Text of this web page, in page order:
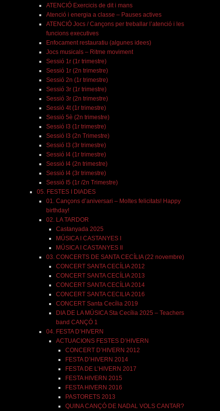
ATENCIÓ Exercicis de dit i mans
Atenció i energia a classe – Pauses actives
ATENCIÓ Jocs / Cançons per treballar l’atenció i les
funcions executives
Enfocament restauratiu (algunes idees)
Jocs musicals – Ritme moviment
Sessió 1r (1r trimestre)
Sessió 1r (2n trimestre)
Sessió 2n (1r trimestre)
Sessió 3r (1r trimestre)
Sessió 3r (2n trimestre)
Sessió 4t (1r trimestre)
Sessió 5è (2n trimestre)
Sessió I3 (1r trimestre)
Sessió I3 (2n Trimestre)
Sessió I3 (3r trimestre)
Sessió I4 (1r trimestre)
Sessió I4 (2n trimestre)
Sessió I4 (3r trimestre)
Sessió I5 (1r /2n Trimestre)
05. FESTES I DIADES
01. Cançons d’aniversari – Moltes felicitats! Happy
birthday!
02. LA TARDOR
Castanyada 2025
MÚSICA I CASTANYES I
MÚSICA I CASTANYES II
03. CONCERTS DE SANTA CECÍLIA (22 novembre)
CONCERT SANTA CECÍLIA 2012
CONCERT SANTA CECÍLIA 2013
CONCERT SANTA CECÍLIA 2014
CONCERT SANTA CECILIA 2016
CONCERT Santa Cecília 2019
DIA DE LA MÚSICA Sta Cecília 2025 – Teachers
band CANÇÓ 1
04. FESTA D’HIVERN
ACTUACIONS FESTES D’HIVERN
CONCERT D’HIVERN 2012
FESTA D’HIVERN 2014
FESTA DE L’HIVERN 2017
FESTA HIVERN 2015
FESTA HIVERN 2016
PASTORETS 2013
QUINA CANÇÓ DE NADAL VOLS CANTAR?